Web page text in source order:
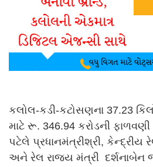
કલોલ-કડી-કટોસણના 37.23
માટે રૂ. 346.94 કરોડની
પટેલે પ્રધાનમંત્રીશ્રી, કેન્દ્રીય
અને રેલ રાજ્ય મંત્રી દર્શનાબેન